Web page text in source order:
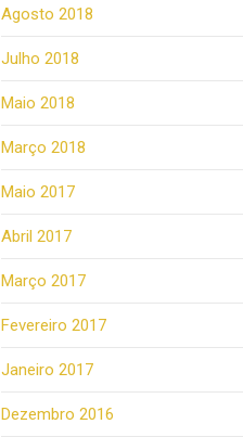
Agosto 2018
Julho 2018
Maio 2018
Março 2018
Maio 2017
Abril 2017
Março 2017
Fevereiro 2017
Janeiro 2017
Dezembro 2016